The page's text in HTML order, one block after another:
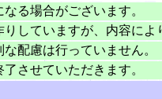
る場合がございます。
していますが、内容に
配慮は行っていません。
させていただきます。